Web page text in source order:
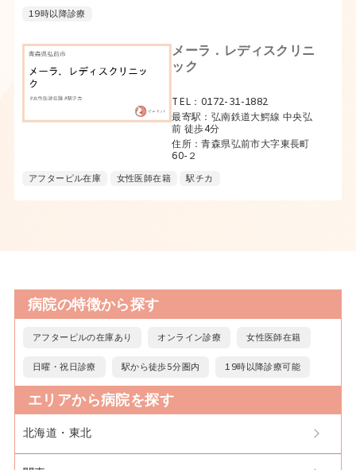
19時以降診療
メーラ．レディスクリニ
ック
TEL：0172-31-1882
最寄駅：弘南鉄道大鰐線 中央弘
前 徒歩4分
住所：青森県弘前市大字東長町
60-２
アフターピル在庫 女性医師在籍 駅チカ
病院の特徴から探す
アフターピルの在庫あり オンライン診療 女性医師在籍
日曜・祝日診療 駅から徒歩5分圏内 19時以降診療可能
エリアから病院を探す
北海道・東北